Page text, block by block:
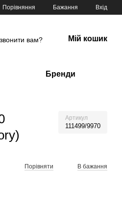
Порівняння Бажання Вхід
вам? Мій кошик
Бренди
Артикул
111499/9970
Порівняти В бажання